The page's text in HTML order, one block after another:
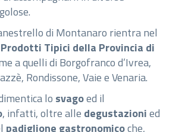
di Montanaro rientra nel
Tipici della Provincia di
a quelli di Borgofranco d’Ivrea,
Rondissone, Vaie e Venaria.
lo svagoed il
, infatti, oltre alle degustazionied
padiglione gastronomicoche,